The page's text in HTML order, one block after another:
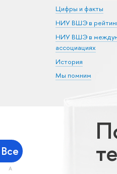
Цифры и факты
НИУ ВШЭ в
НИУ ВШЭ в
ассоциациях
История
Мы помним
Все
А